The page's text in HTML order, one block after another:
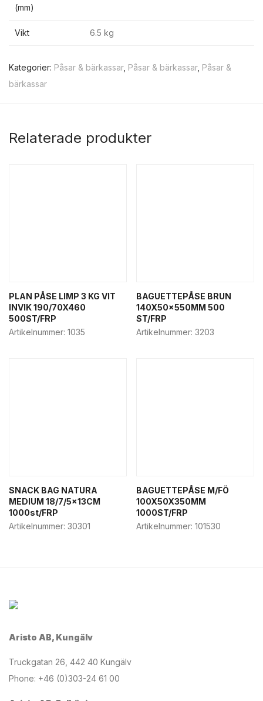
(mm)
Vikt 6.5 kg
Kategorier: Påsar & bärkassar, Påsar & bärkassar, Påsar &
bärkassar
Relaterade produkter
PLAN PÅSE LIMP 3 KG VIT
INVIK 190/70X460
500ST/FRP
Artikelnummer: 1035
BAGUETTEPÅSE BRUN
140X50x550MM 500
ST/FRP
Artikelnummer: 3203
SNACK BAG NATURA
MEDIUM 18/7/5x13CM
1000st/FRP
Artikelnummer: 30301
BAGUETTEPÅSE M/FÖ
100X50X350MM
1000ST/FRP
Artikelnummer: 101530
Aristo AB, Kungälv
Truckgatan 26, 442 40 Kungälv
Phone: +46 (0)303-24 61 00